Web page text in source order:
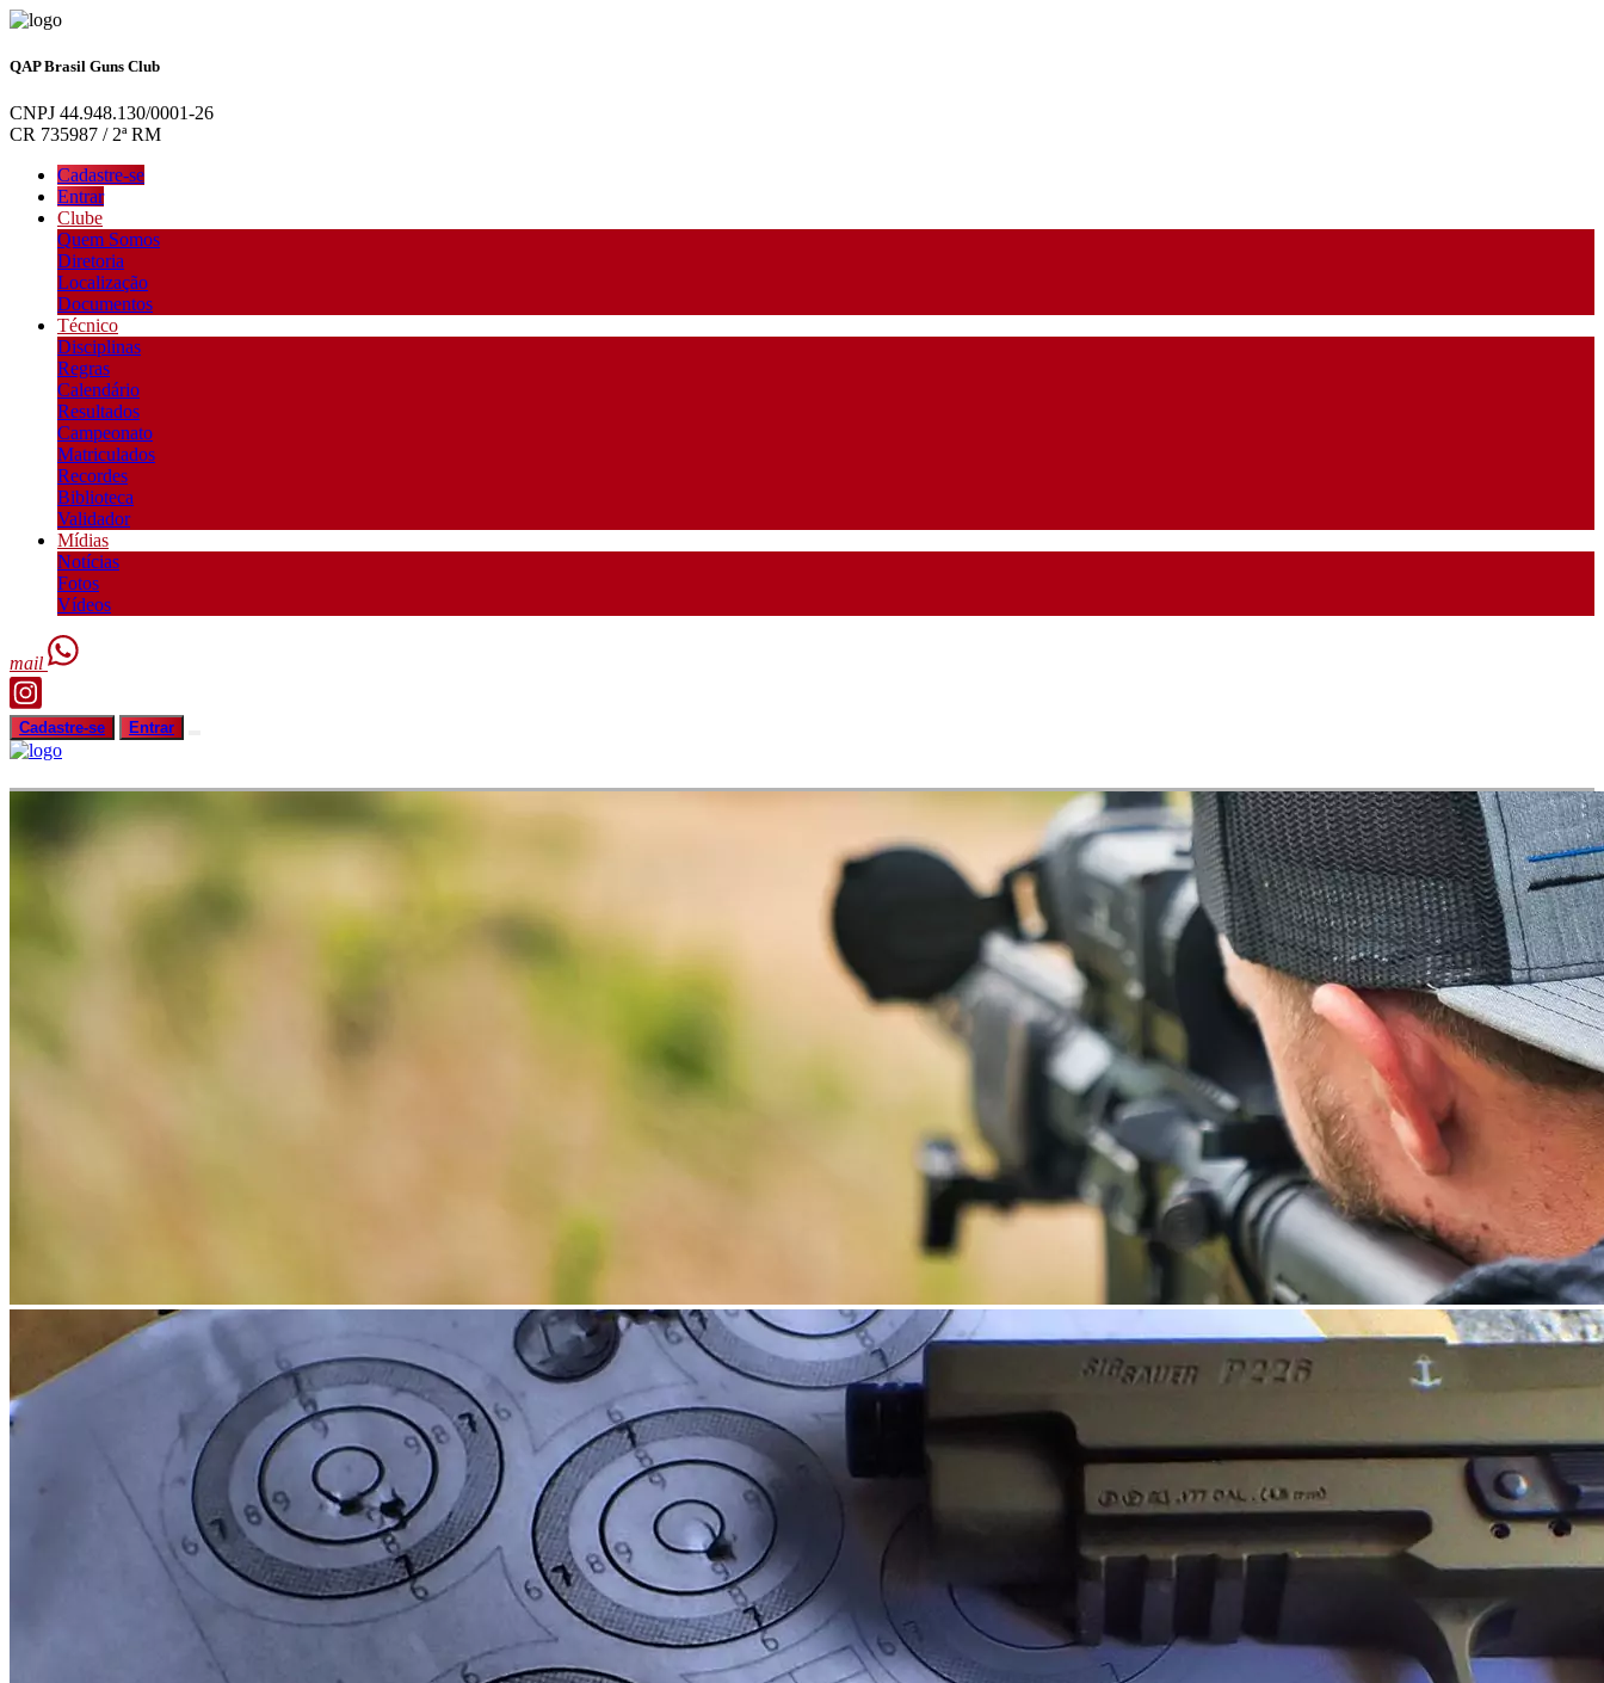
QAP Brasil Guns Club
CNPJ 44.948.130/0001-26
CR 735987 / 2ª RM
Cadastre-se
Entrar
Clube
Quem Somos
Diretoria
Localização
Documentos
Técnico
Disciplinas
Regras
Calendário
Resultados
Campeonato
Matriculados
Recordes
Biblioteca
Validador
Mídias
Notícias
Fotos
Vídeos
mail
Cadastre-se Entrar